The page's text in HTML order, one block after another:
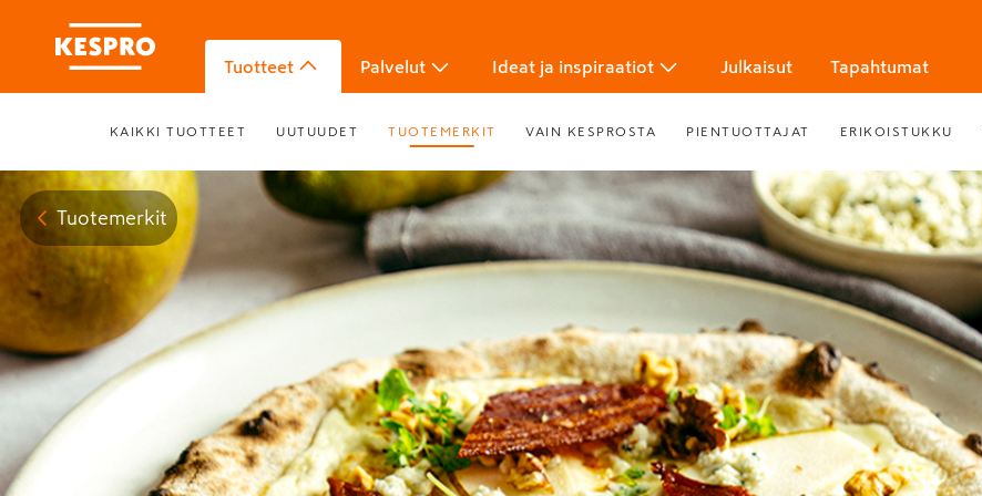
Tuotteet Palvelut Ideat ja inspiraatiot Julkaisut Tapahtumat
KAIKKI TUOTTEET UUTUUDET TUOTEMERKIT VAIN KESPROSTA PIENTUOTTAJAT ERIKOISTUKKU
Tuotemerkit